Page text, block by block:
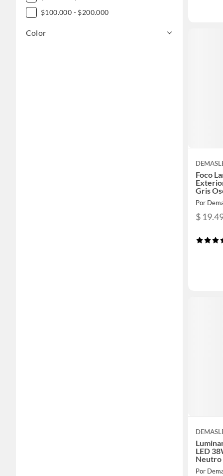
$100.000 - $200.000
Color
Foco
Gris
Por
$
LED
Neutro
265Vac
Por